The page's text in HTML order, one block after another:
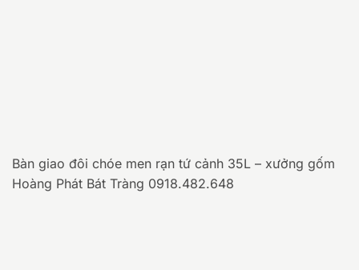
Bàn giao đôi chóe men rạn tứ cảnh 35L – xưởng gốm
Hoàng Phát Bát Tràng 0918.482.648